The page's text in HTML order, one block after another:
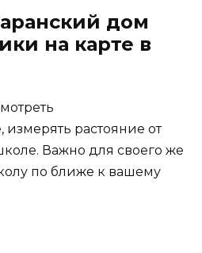
дом
на карте в
растояние от
Важно для своего же
по ближе к вашему